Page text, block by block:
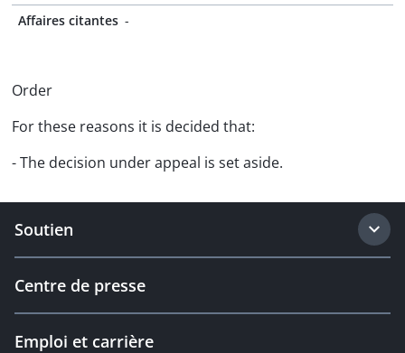
Affaires citantes -
Order
For these reasons it is decided that:
- The decision under appeal is set aside.
Soutien
Centre de presse
Emploi et carrière